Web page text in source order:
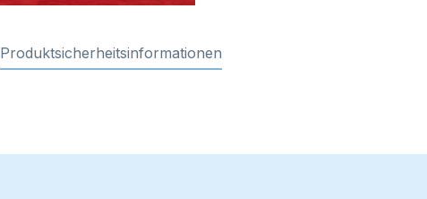
Produktsicherheitsinformationen